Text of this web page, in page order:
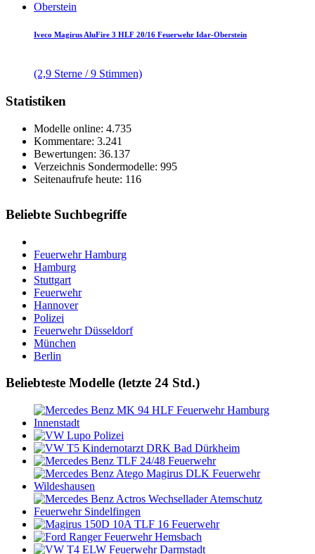
Iveco Magirus AluFire 3 HLF 20/16 Feuerwehr Idar-Oberstein
(2,9 Sterne / 9 Stimmen)
Statistiken
Modelle online: 4.735
Kommentare: 3.241
Bewertungen: 36.137
Verzeichnis Sondermodelle: 995
Seitenaufrufe heute: 116
Beliebte Suchbegriffe
Feuerwehr Hamburg
Hamburg
Stuttgart
Feuerwehr
Hannover
Polizei
Feuerwehr Düsseldorf
München
Berlin
Beliebteste Modelle (letzte 24 Std.)